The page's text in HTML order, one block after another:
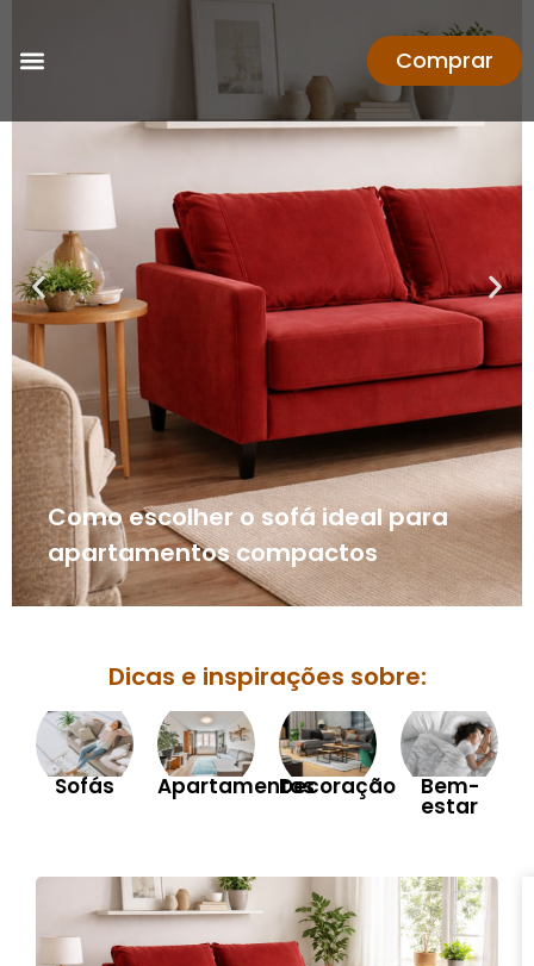
Comprar
Como escolher o sofá ideal para
apartamentos compactos
Dicas e inspirações sobre:
Sofás ApartamentosDecoração Bem-
estar